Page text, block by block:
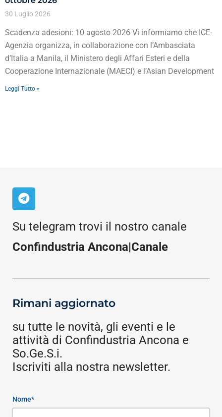
30 Luglio 2026
Scadenza adesioni: 10 agosto 2026 Vi informiamo che ICE-
Agenzia organizza, in collaborazione con l’Ambasciata
d’Italia a Manila, il Ministero degli Affari Esteri e della
Cooperazione Internazionale (MAECI) e l’Asian Development
Leggi Tutto »
Su telegram trovi il nostro canale
Confindustria Ancona|Canale
Rimani aggiornato
su tutte le novità, gli eventi e le
attività di Confindustria Ancona e
So.Ge.S.i.
Iscriviti alla nostra newsletter.
Nome*